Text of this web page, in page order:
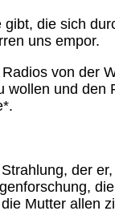
die sich
uns empor.
von der
wollen und den
der
Mutter allen